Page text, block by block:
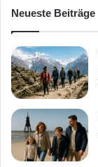
Neueste Beiträge